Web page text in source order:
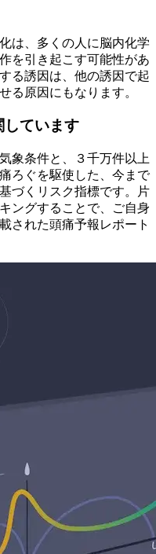
は、多くの人に脳内化学
を引き起こす可能性があ
る誘因は、他の誘因で起
る原因にもなります。
しています
象条件と、３千万件以上
ろぐを駆使した、今まで
づくリスク指標です。片
ングすることで、ご自身
された頭痛予報レポート